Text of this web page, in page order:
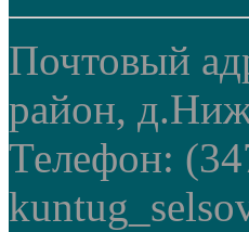
Почтовый
район,
Телефон: